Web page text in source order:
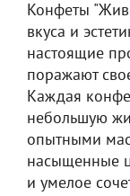
Конфеты
вкуса и
настоящие
поражают
Каждая
небольшую
опытными
насыщенные
и умелое